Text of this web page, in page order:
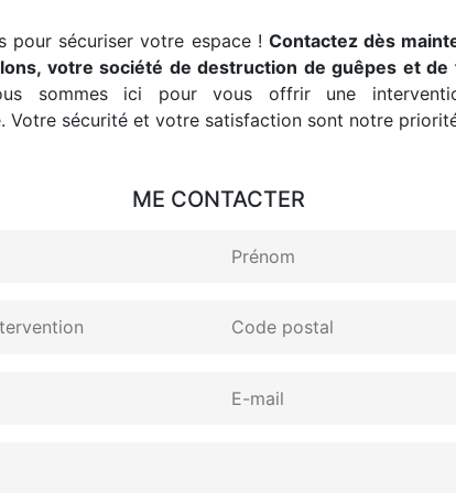
pour sécuriser votre espace ! Contactez dès
votre société de destruction de guêpes et de
sommes ici pour vous offrir une
Votre sécurité et votre satisfaction sont notre
ME CONTACTER